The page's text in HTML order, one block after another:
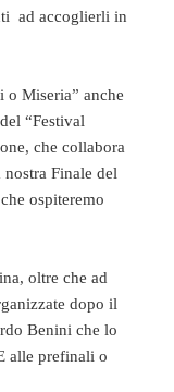
ad accoglierli in
o Miseria” anche
“Festival
che collabora
Finale del
ospiteremo
oltre che ad
dopo il
Benini che lo
alle prefinali o